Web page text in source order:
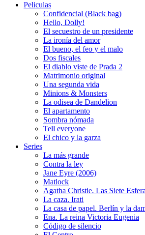
Peliculas
Confidencial (Black bag)
Hello, Dolly!
El secuestro de un presidente
La ironía del amor
El bueno, el feo y el malo
Dos fiscales
El diablo viste de Prada 2
Matrimonio original
Una segunda vida
Minions & Monsters
La odisea de Dandelion
El apartamento
Sombra nómada
Tell everyone
El chico y la garza
Series
La más grande
Contra la ley
Jane Eyre (2006)
Matlock
Agatha Christie. Las Siete
La caza. Irati
La casa de papel. Berlín y la
Ena. La reina Victoria Eugenia
Código de silencio